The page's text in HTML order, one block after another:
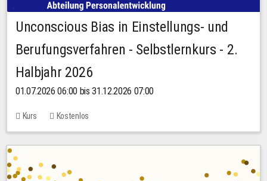
Unconscious Bias in Einstellungs- und
Berufungsverfahren - Selbstlernkurs - 2.
Halbjahr 2026
01.07.2026 06:00 bis 31.12.2026 07:00
Kurs Kostenlos